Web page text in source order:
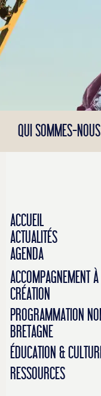
Panneau de gestion des
QUI SOMMES-
ACCUEIL
ACTUALITÉS
AGENDA
ACCOMPAGNEMENT
CRÉATION
PROGRAMMATION
BRETAGNE
ÉDUCATION &
RESSOURCES